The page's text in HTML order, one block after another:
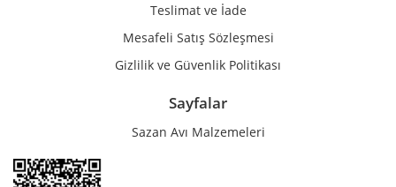
Teslimat ve İade
Mesafeli Satış Sözleşmesi
Gizlilik ve Güvenlik Politikası
Sayfalar
Sazan Avı Malzemeleri